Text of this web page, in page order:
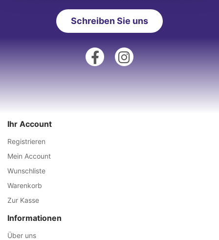
Schreiben Sie uns
Ihr Account
Registrieren
Mein Account
Wunschliste
Warenkorb
Zur Kasse
Informationen
Über uns